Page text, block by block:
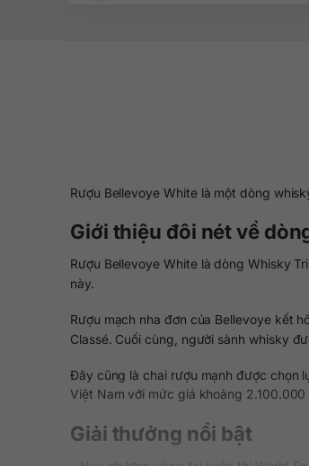
Rượu Bellevoye White là một dòng
Giới thiệu đôi nét về
Rượu Bellevoye White là dòng Whisky
này.
Rượu mạch nha đơn của Bellevoye kết
Classé. Cuối cùng, người sành whisky
Đây cũng là chai rượu mạnh được chọn
Việt Nam với mức giá khoảng 2.100.000
Giải thưởng nổi bật